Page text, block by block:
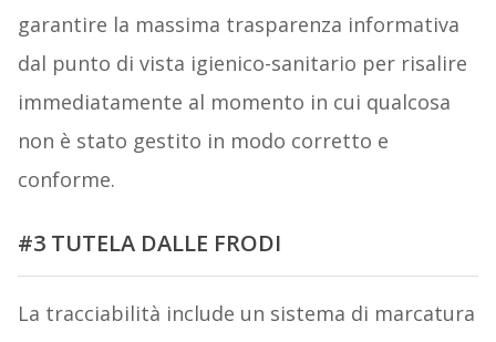
garantire la massima trasparenza informativa
dal punto di vista igienico-sanitario per risalire
immediatamente al momento in cui qualcosa
non è stato gestito in modo corretto e
conforme.
#3 TUTELA DALLE FRODI
La tracciabilità include un sistema di marcatura